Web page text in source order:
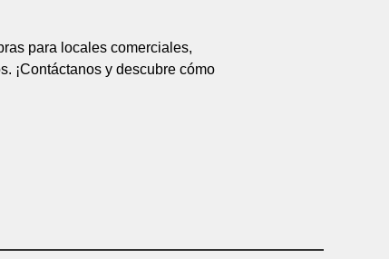
para locales comerciales,
¡Contáctanos y descubre cómo